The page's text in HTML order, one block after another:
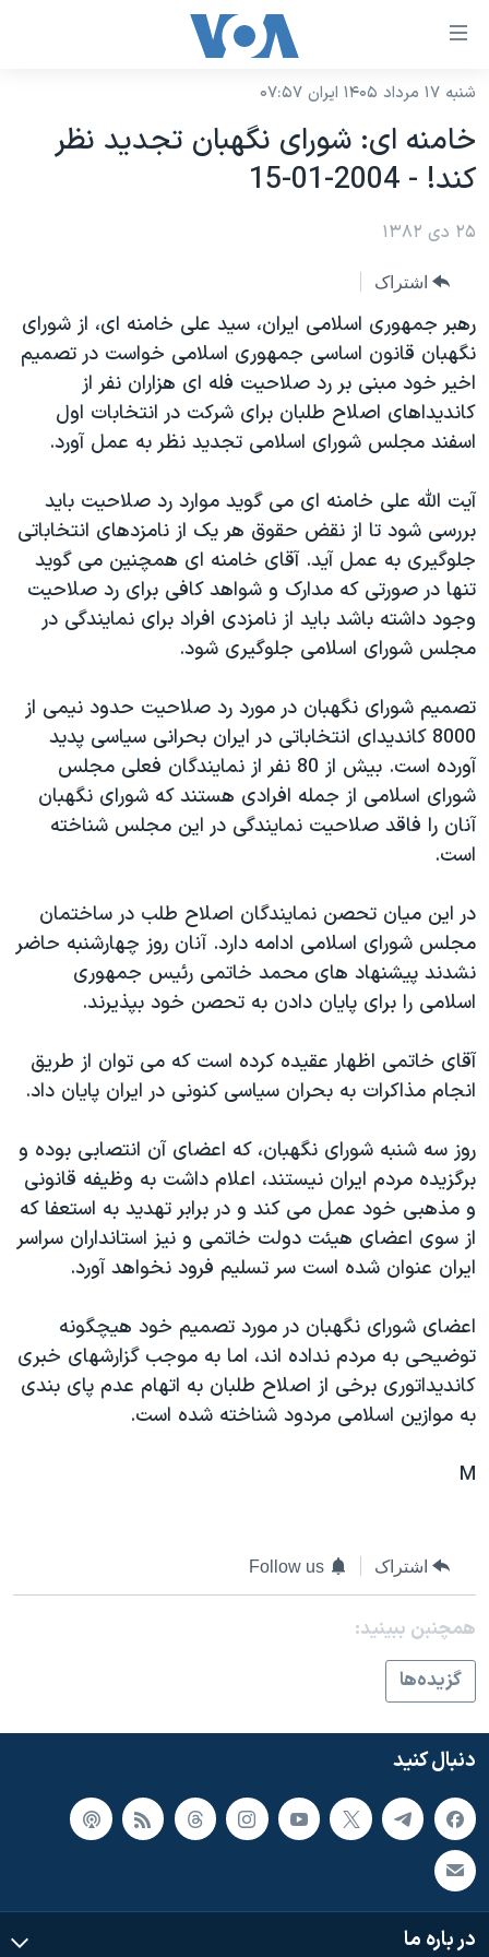
لینکهای
دسترسی
جهش
به
محتوای
اصلی
اصلی
جهش
به
جستجو
نسخه سبک وب‌سایت
موضوع ها
ایران
آمریکا
ورزشی
گزیده‌ها
ویژه برنامه‌ها
فرهنگ و زندگی
حقوق شهروندی
اقتصادی
علم و فناوری
گالری عکس
آرشیو پخش زنده
برنامه های تلویزیونی
جدول برنامه ها
صفحه‌های ویژه
جام جهانی ۲۰۲۶
عملیات خشم حماسی
مستندها
انتخابات ریاست جمهوری آمریکا ۲۰۲۴
حمله جمهوری اسلامی به اسرائیل
رمز مهسا
اعتراضات زن، زندگی، آزادی
مجموعه مستندهای دادخواهی
تریبونال مردمی آبان ۹۸
دادگاه حمید نوری
چهل سال گروگان‌گیری
قانون شفافیت دارائی کادر رهبری ایران
اعتراضات مردمی آبان ۹۸
اسرائیل در جنگ
همایش محافظه‌کاران آمریکا «سی‌پک»
صفحه‌های ویژه
سفر پرزیدنت ترامپ به چین
فرکانس‌های صدای آمریکا
پخش رادیویی
یادگیری زبان انگلیسی
دنبال کنید
زبانهای مختلف
شنبه ۱۷ مرداد ۱۴۰۵ ایران ۰۷:۵۷
خامنه ای: شورای نگهبان تجديد نظر
کند! - 2004-01-15
۲۵ دی ۱۳۸۲
اشتراک
رهبر جمهوری اسلامی ايران، سيد علی خامنه ای، از شورای
نگهبان قانون اساسی جمهوری اسلامی خواست در تصميم
اخير خود مبنی بر رد صلاحيت فله ای هزاران نفر از
کانديداهای اصلاح طلبان برای شرکت در انتخابات اول
اسفند مجلس شورای اسلامی تجديد نظر به عمل آورد.
آيت الله علی خامنه ای می گويد موارد رد صلاحيت بايد
بررسی شود تا از نقض حقوق هر يک از نامزدهای انتخاباتی
جلوگيری به عمل آيد. آقای خامنه ای همچنين می گويد
تنها در صورتی که مدارک و شواهد کافی برای رد صلاحيت
وجود داشته باشد بايد از نامزدی افراد برای نمايندگی در
مجلس شورای اسلامی جلوگيری شود.
تصميم شورای نگهبان در مورد رد صلاحيت حدود نيمی از
8000 کانديدای انتخاباتی در ايران بحرانی سياسی پديد
آورده است. بيش از 80 نفر از نمايندگان فعلی مجلس
شورای اسلامی از جمله افرادی هستند که شورای نگهبان
آنان را فاقد صلاحيت نمايندگی در اين مجلس شناخته
است.
در اين ميان تحصن نمايندگان اصلاح طلب در ساختمان
مجلس شورای اسلامی ادامه دارد. آنان روز چهارشنبه حاضر
نشدند پيشنهاد های محمد خاتمی رئيس جمهوری
اسلامی را برای پايان دادن به تحصن خود بپذيرند.
آقای خاتمی اظهار عقيده کرده است که می توان از طريق
انجام مذاکرات به بحران سياسی کنونی در ايران پايان داد.
روز سه شنبه شورای نگهبان، که اعضای آن انتصابی بوده و
برگزيده مردم ايران نيستند، اعلام داشت به وظيفه قانونی
و مذهبی خود عمل می کند و در برابر تهديد به استعفا که
از سوی اعضای هيئت دولت خاتمی و نيز استانداران سراسر
ايران عنوان شده است سر تسليم فرود نخواهد آورد.
اعضای شورای نگهبان در مورد تصميم خود هيچگونه
توضيحی به مردم نداده اند، اما به موجب گزارشهای خبری
کانديداتوری برخی از اصلاح طلبان به اتهام عدم پای بندی
به موازين اسلامی مردود شناخته شده است.
M
اشتراک Follow us
همچنبن ببینید:
گزيده‌ها
دنبال کنید
در باره ما